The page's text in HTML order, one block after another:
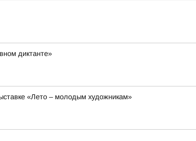
диктанте»
«Лето – молодым художникам»